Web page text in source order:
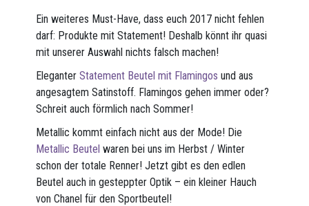
Ein weiteres Must-Have, dass euch 2017 nicht fehlen
darf: Produkte mit Statement! Deshalb könnt ihr quasi
mit unserer Auswahl nichts falsch machen!
EleganterStatement Beutel mit Flamingos und aus
angesagtem Satinstoff. Flamingos gehen immer oder?
Schreit auch förmlich nach Sommer!
Metallic kommt einfach nicht aus der Mode! Die
Metallic Beutel waren bei uns im Herbst / Winter
schon der totale Renner! Jetzt gibt es den edlen
Beutel auch in gesteppter Optik – ein kleiner Hauch
von Chanel für den Sportbeutel!